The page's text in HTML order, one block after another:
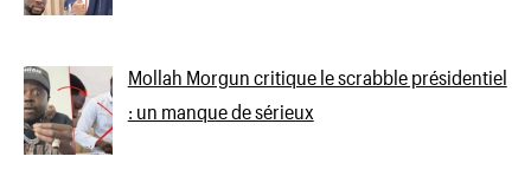
Mollah Morgun critique le scrabble présidentiel
: un manque de sérieux